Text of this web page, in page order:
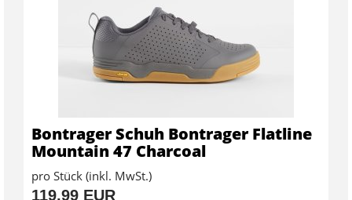
Bontrager Schuh Bontrager Flatline
Mountain 47 Charcoal
pro Stück (inkl. MwSt.)
119,99 EUR